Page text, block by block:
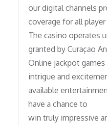
our digital channels
coverage for all
The casino operates
granted by Curaçao
Online jackpot
intrigue and
available
have a chance to
win truly impressive